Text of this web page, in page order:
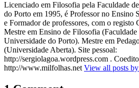
Licenciado em Filosofia pela Faculdade
do Porto em 1995, é Professor no Ensino
e Formador de professores, com o
Mestre em Ensino de Filosofia (Faculdade
Universidade do Porto). Mestre em
(Universidade Aberta). Site pessoal:
http://sergiolagoa.wordpress.com .
http://www.milfolhas.net View all posts